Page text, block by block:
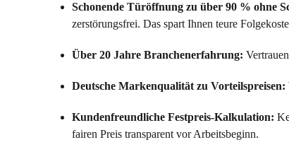
Schonende Türöffnung zu über 90 % ohne
zerstörungsfrei. Das spart Ihnen teure
Über 20 Jahre Branchenerfahrung:
Deutsche Markenqualität zu Vorteilspreisen:
Kundenfreundliche Festpreis-Kalkulation:
fairen Preis transparent vor Arbeitsbeginn.